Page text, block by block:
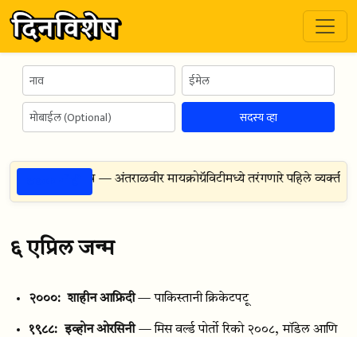
सदस्य व्हा
निकोलायेव — अंतराळवीर मायक्रोग्रॅविटीमध्ये तरंगणारे पहिले व्यक्ती
६ एप्रिल जन्म
२०००: शाहीन आफ्रिदी — पाकिस्तानी क्रिकेटपटू
१९८८: इव्होन ओरसिनी — मिस वर्ल्ड पोर्तो रिको २००८, मॉडेल आणि